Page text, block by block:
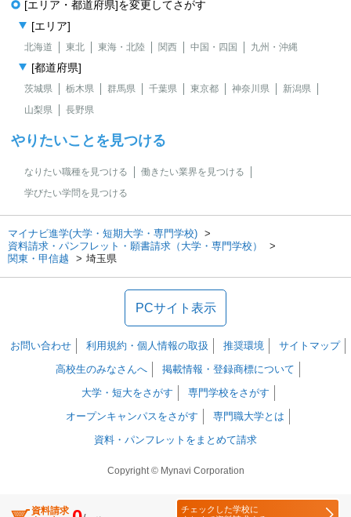
[エリア・都道府県]を変更してさがす
[エリア]
北海道 東北 東海・北陸 関西 中国・四国 九州・沖縄
[都道府県]
茨城県 栃木県 群馬県 千葉県 東京都 神奈川県
新潟県
山梨県
長野県
やりたいことを見つける
なりたい職種を見つける
働きたい業界を見つける
学びたい学問を見つける
マイナビ進学(大学・短期大学・専門学校)
資料請求・パンフレット・願書請求（大学・専門学校）
関東・甲信越
埼玉県
PCサイト表示
お問い合わせ 利用規約・個人情報の取扱 推奨環境
サイトマップ
高校生のみなさんへ
掲載情報・登録商標について
大学・短大をさがす
専門学校をさがす
オープンキャンパスをさがす
専門職大学とは
資料・パンフレットをまとめて請求
Copyright © Mynavi Corporation
資料請求
チェックした学校に